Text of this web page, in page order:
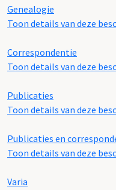
Genealogie
Toon details van deze
Correspondentie
Toon details van deze
Publicaties
Toon details van deze
Publicaties en
Toon details van deze
Varia